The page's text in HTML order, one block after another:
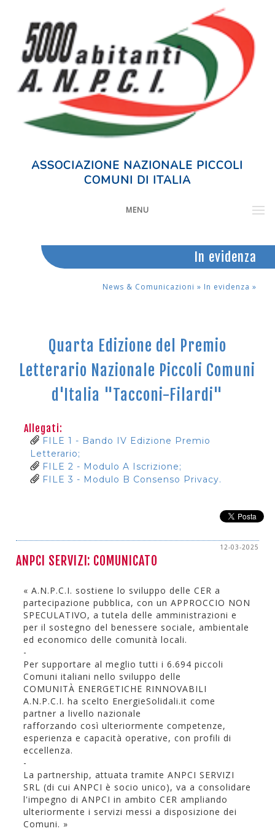
ASSOCIAZIONE NAZIONALE PICCOLI
COMUNI DI ITALIA
MENU
In evidenza
News & Comunicazioni » In evidenza »
Quarta Edizione del Premio
Letterario Nazionale Piccoli Comuni
d'Italia "Tacconi-Filardi"
Allegati:
FILE 1 - Bando IV Edizione Premio
Letterario;
FILE 2 - Modulo A Iscrizione;
FILE 3 - Modulo B Consenso Privacy.
12-03-2025
ANPCI SERVIZI: COMUNICATO
« A.N.P.C.I. sostiene lo sviluppo delle CER a
partecipazione pubblica, con un APPROCCIO NON
SPECULATIVO, a tutela delle amministrazioni e
per il sostegno del benessere sociale, ambientale
ed economico delle comunità locali.
-
Per supportare al meglio tutti i 6.694 piccoli
Comuni italiani nello sviluppo delle
COMUNITÀ ENERGETICHE RINNOVABILI
A.N.P.C.I. ha scelto EnergieSolidali.it come
partner a livello nazionale
rafforzando così ulteriormente competenze,
esperienza e capacità operative, con profili di
eccellenza.
-
La partnership, attuata tramite ANPCI SERVIZI
SRL (di cui ANPCI è socio unico), va a consolidare
l'impegno di ANPCI in ambito CER ampliando
ulteriormente i servizi messi a disposizione dei
Comuni. »